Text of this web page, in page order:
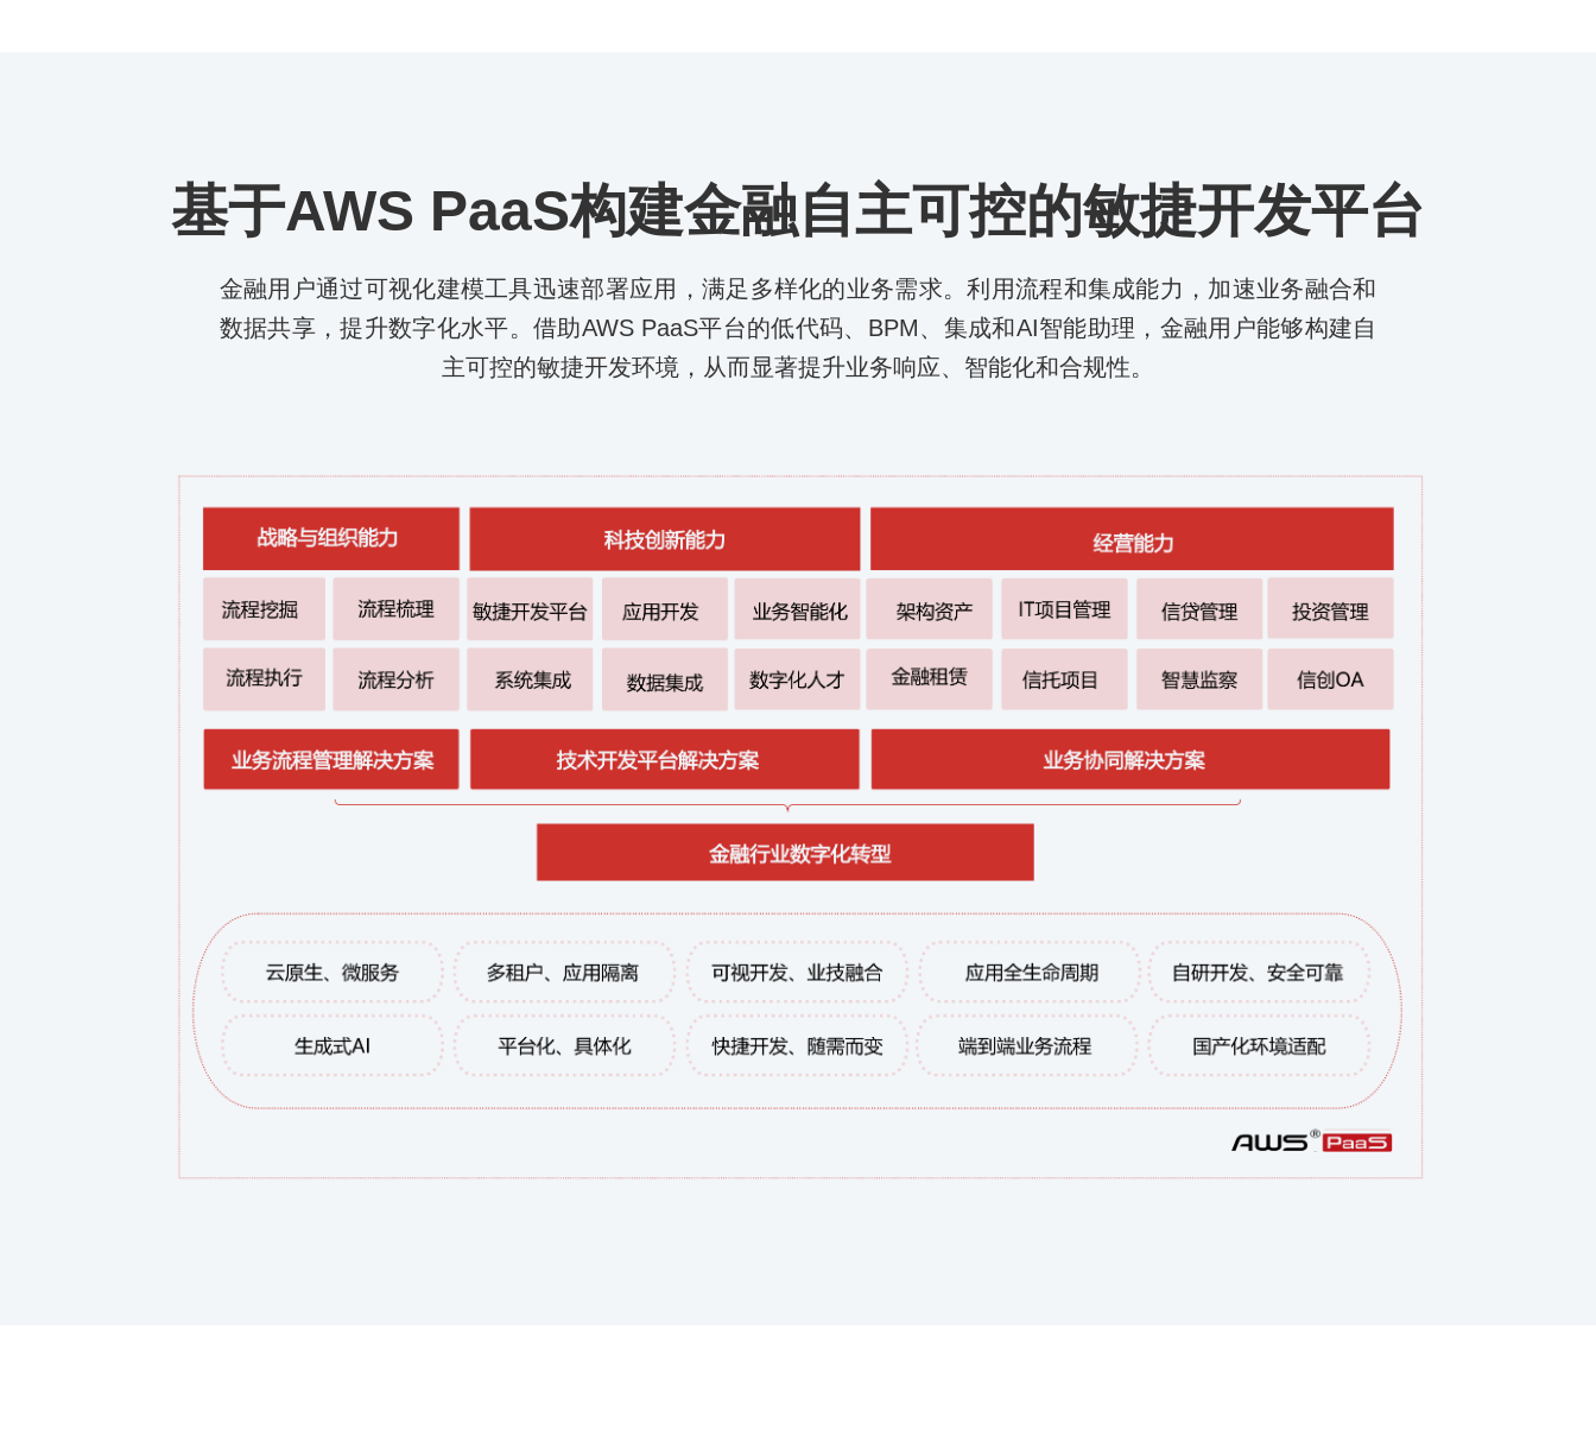
基于AWS PaaS构建金融自主可控的敏捷开发平台
金融用户通过可视化建模工具迅速部署应用，满足多样化的业务需求。利用流程和集成能力，加速业务融合和
数据共享，提升数字化水平。借助AWS PaaS平台的低代码、BPM、集成和AI智能助理，金融用户能够构建自
主可控的敏捷开发环境，从而显著提升业务响应、智能化和合规性。